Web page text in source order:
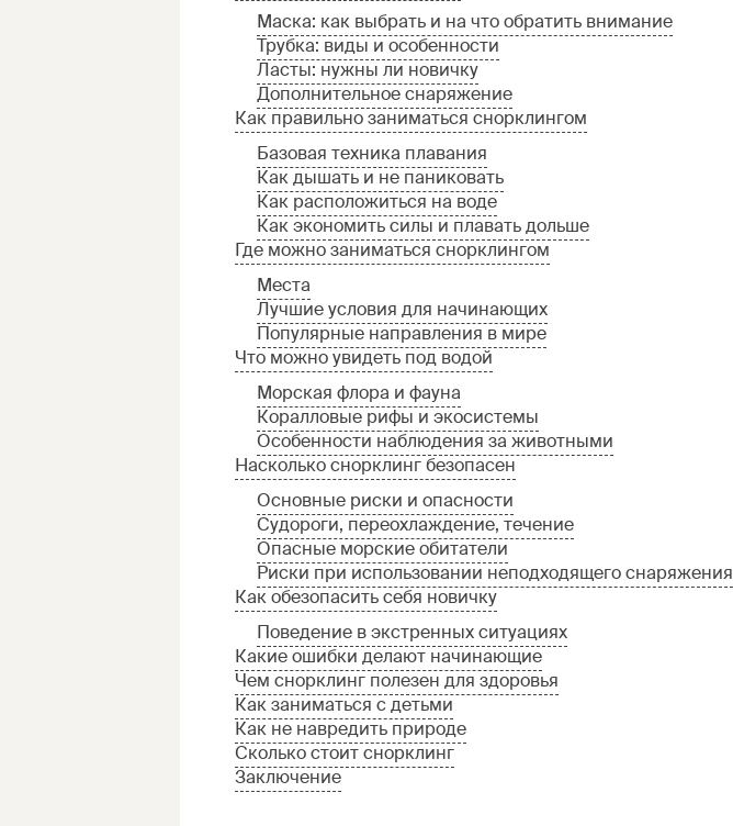
Маска: как выбрать и на что обратить внимание
Трубка: виды и особенности
Ласты: нужны ли новичку
Дополнительное снаряжение
Как правильно заниматься снорклингом
Базовая техника плавания
Как дышать и не паниковать
Как расположиться на воде
Как экономить силы и плавать дольше
Где можно заниматься снорклингом
Места
Лучшие условия для начинающих
Популярные направления в мире
Что можно увидеть под водой
Морская флора и фауна
Коралловые рифы и экосистемы
Особенности наблюдения за животными
Насколько снорклинг безопасен
Основные риски и опасности
Судороги, переохлаждение, течение
Опасные морские обитатели
Риски при использовании неподходящего снаряжения
Как обезопасить себя новичку
Поведение в экстренных ситуациях
Какие ошибки делают начинающие
Чем снорклинг полезен для здоровья
Как заниматься с детьми
Как не навредить природе
Сколько стоит снорклинг
Заключение